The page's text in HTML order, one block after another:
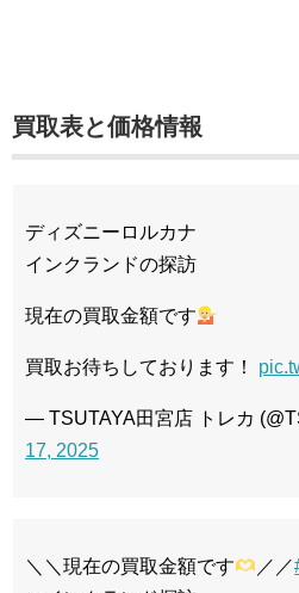
買取表と価格情報
ディズニーロルカナ
インクランドの探訪
現在の買取金額です
買取お待ちしております！
— TSUTAYA田宮店 トレカ
17, 2025
＼＼現在の買取金額です ／／